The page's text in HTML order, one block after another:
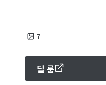
7
딜 룸